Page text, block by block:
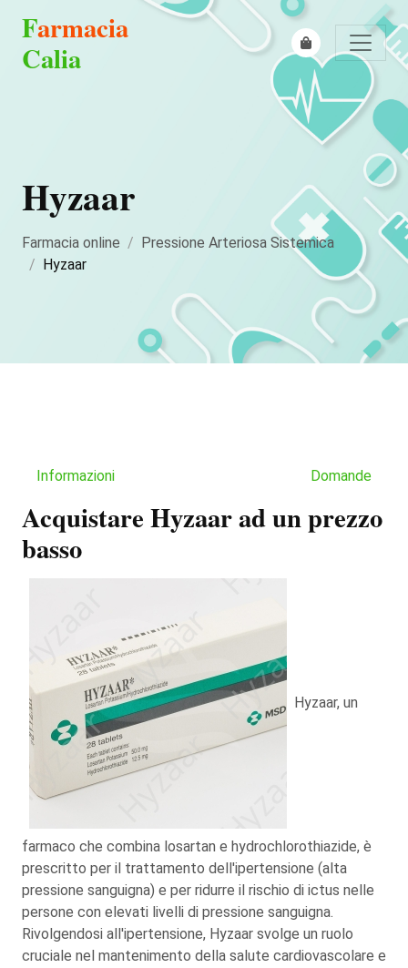
Farmacia
Calia
Hyzaar
Farmacia online
Pressione Arteriosa Sistemica
Hyzaar
Informazioni Domande
Acquistare Hyzaar ad un prezzo
basso
Hyzaar, un
farmaco che combina losartan e hydrochlorothiazide, è
prescritto per il trattamento dell'ipertensione (alta
pressione sanguigna) e per ridurre il rischio di ictus nelle
persone con elevati livelli di pressione sanguigna.
Rivolgendosi all'ipertensione, Hyzaar svolge un ruolo
cruciale nel mantenimento della salute cardiovascolare e